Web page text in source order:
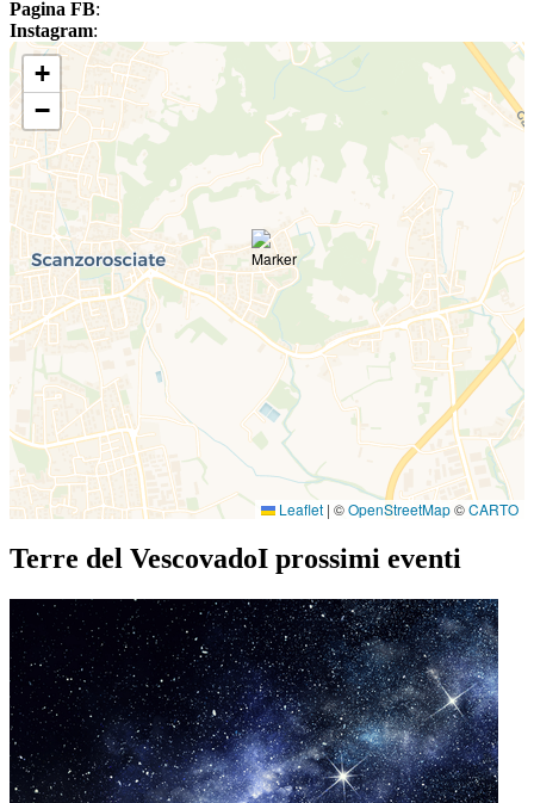
Pagina FB:
Instagram:
+
−
Leaflet | ©OpenStreetMap©CARTO
Terre del VescovadoI prossimi eventi